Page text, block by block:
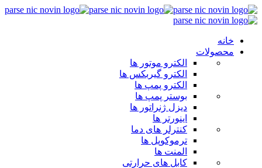
خانه
محصولات
الکترو موتور ها
الکترو گیربکس ها
الکترو پمپ ها
بوستر پمپ ها
دیزل ژنراتور ها
اینورتر ها
کنترلر های دما
ترموکوپل ها
المنت ها
کابل های حرارتی